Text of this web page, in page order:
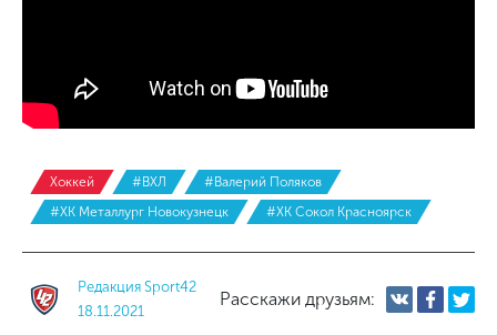
Хоккей #ВХЛ
#Валерий Поляков
#ХК Металлург Новокузнецк
#ХК Сокол Красноярск
Редакция Sport42
18.11.2021
Расскажи друзьям: